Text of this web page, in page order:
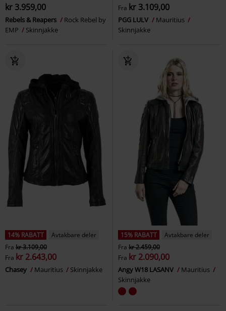
kr 3.959,00
Rebels & Reapers
Rock Rebel by
EMP
Skinnjakke
Fra kr 3.109,00
PGG LULV
Mauritius
Skinnjakke
14% RABATT
Avtakbare deler
Fra kr 3.109,00
Fra kr 2.643,00
Chasey Mauritius Skinnjakke
15% RABATT
Avtakbare deler
Fra kr 2.459,00
Fra kr 2.090,00
Angy W18 LASANV
Mauritius
Skinnjakke